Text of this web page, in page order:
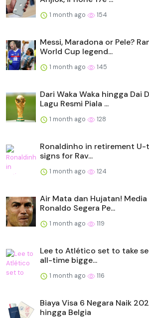
1 month ago 154
Messi, Maradona or Pele?
World Cup legend...
1 month ago 145
Dari Waka Waka hingga Dai
Lagu Resmi Piala ...
1 month ago 128
Ronaldinho in retirement U-
signs for Rav...
1 month ago 124
Air Mata dan Hujatan!
Ronaldo Segera Pe...
1 month ago 119
Lee to Atlético set to take
all-time bigge...
1 month ago 116
Biaya Visa 6 Negara Naik
hingga Belgia